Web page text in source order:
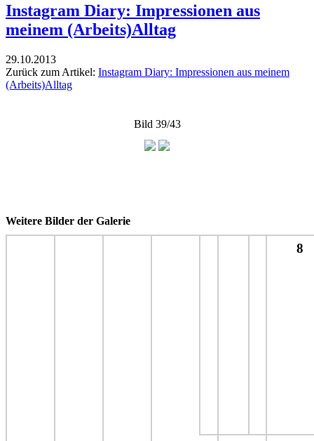
Instagram Diary: Impressionen aus
meinem (Arbeits)Alltag
29.10.2013
Zurück zum Artikel: Instagram Diary: Impressionen aus meinem
(Arbeits)Alltag
Bild 39/43
Weitere Bilder der Galerie
8